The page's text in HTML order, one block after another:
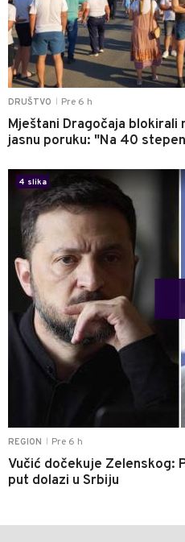
DRUŠTVO Pre 6 h
Mještani Dragočaja blokirali
jasnu poruku: "Na 40
REGION Pre 6 h
Vučić dočekuje Zelenskog:
put dolazi u Srbiju
4 slika